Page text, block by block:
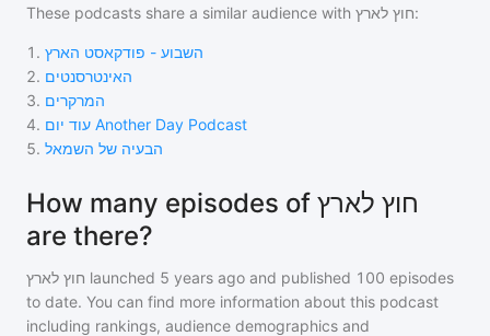
These podcasts share a similar audience with חוץ לארץ:
1 . השבוע - פודקאסט הארץ
2. האינטרסנטים
3. המרקרים
4.
עוד יום Another Day Podcast
5. הבעיה של השמאל
How many episodes of חוץ לארץ
are there?
חוץ לארץ launched 5 years ago and published 100 episodes
to date. You can find more information about this podcast
including rankings, audience demographics and